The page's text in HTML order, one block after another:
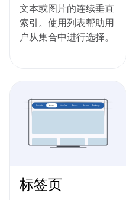
文本或图片的连续垂直
索引。使用列表帮助用
户从集合中进行选择。
标签页